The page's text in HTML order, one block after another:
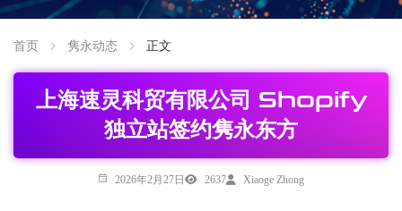
首页 隽永动态 正文
上海速灵科贸有限公司 Shopify
独立站签约隽永东方
2026年2月27日 2637 Xiaoge Zhong